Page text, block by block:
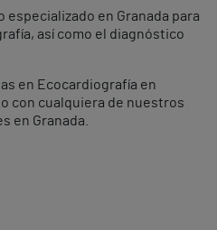
en Granada para
así como el diagnóstico
en Ecocardiografía en
con cualquiera de nuestros
en Granada.